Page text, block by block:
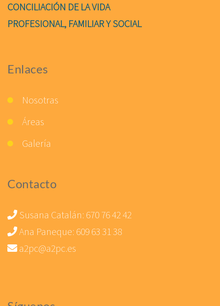
CONCILIACIÓN DE LA VIDA
PROFESIONAL, FAMILIAR Y SOCIAL
Enlaces
Nosotras
Áreas
Galería
Contacto
Susana Catalán: 670 76 42 42
Ana Paneque: 609 63 31 38
a2pc@a2pc.es